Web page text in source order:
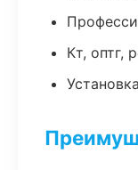
Кт, оптг,